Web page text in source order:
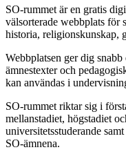
SO-rummet är en gratis
välsorterade webbplats för
historia, religionskunskap,
Webbplatsen ger dig
ämnestexter och
kan användas i
SO-rummet riktar sig i
mellanstadiet, högstadiet
universitetsstuderande
SO-ämnena.